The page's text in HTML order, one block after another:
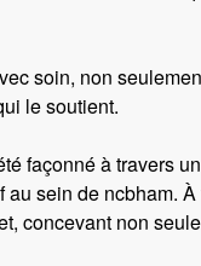
soin, non
le soutient.
façonné à travers
sein de ncbham.
concevant non